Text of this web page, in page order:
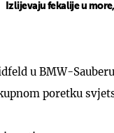
Izlijevaju fekalije u
u BMW-
poretku